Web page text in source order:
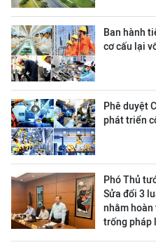
Ban hành
cơ cấu lại
Phê duyệt
phát triển
Phó Thủ
Sửa đổi 3
nhằm hoàn
trống pháp